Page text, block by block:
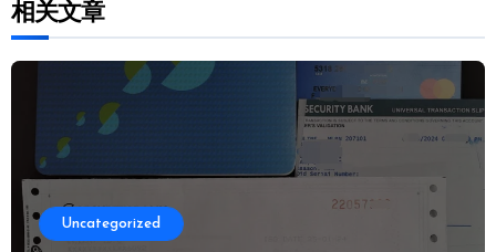
相关文章
Uncategorized